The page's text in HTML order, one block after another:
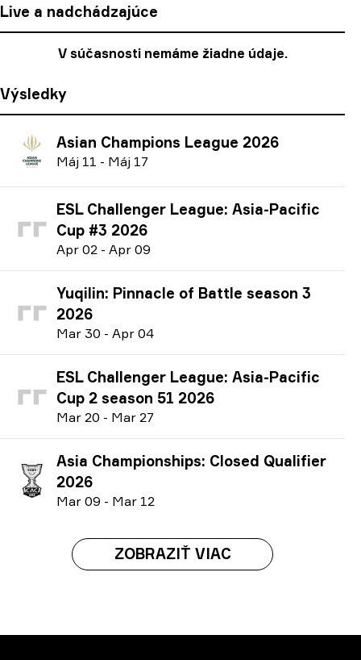
Live a nadchádzajúce
V súčasnosti nemáme žiadne údaje.
Výsledky
Asian Champions League 2026
Máj 11 - Máj 17
ESL Challenger League: Asia-Pacific
Cup #3 2026
Apr 02 - Apr 09
Yuqilin: Pinnacle of Battle season 3
2026
Mar 30 - Apr 04
ESL Challenger League: Asia-Pacific
Cup 2 season 51 2026
Mar 20 - Mar 27
Asia Championships: Closed Qualifier
2026
Mar 09 - Mar 12
ZOBRAZIŤ VIAC